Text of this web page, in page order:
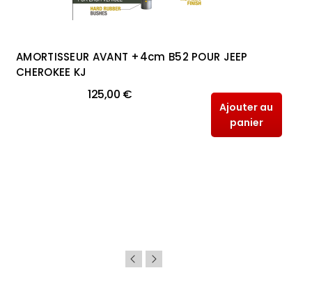
AMORTISSEUR AVANT +4cm B52 POUR JEEP
CHEROKEE KJ
125,00 €
Ajouter au
panier